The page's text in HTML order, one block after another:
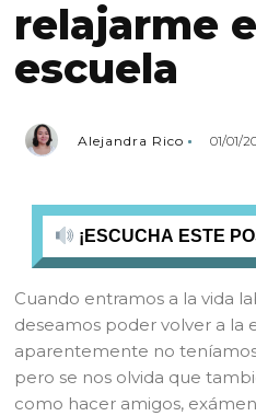
relajarme
escuela
Alejandra Rico 01/01/
¡ESCUCHA ESTE
Cuando entramos a la vida
deseamos poder volver a la
aparentemente no
pero se nos olvida que
como hacer amigos,